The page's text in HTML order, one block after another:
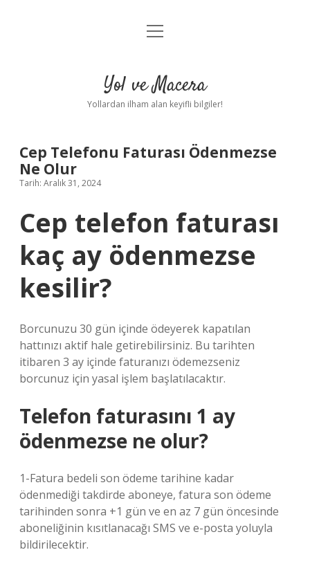
Anasayfa
Yasal Uyarı
menüyü
Yol ve Macera
Yollardan ilham alan keyifli bilgiler!
Cep Telefonu Faturası Ödenmezse
Ne Olur
Tarih: Aralık 31, 2024
Cep telefon faturası
kaç ay ödenmezse
kesilir?
Borcunuzu 30 gün içinde ödeyerek kapatılan
hattınızı aktif hale getirebilirsiniz. Bu tarihten
itibaren 3 ay içinde faturanızı ödemezseniz
borcunuz için yasal işlem başlatılacaktır.
Telefon faturasını 1 ay
ödenmezse ne olur?
1-Fatura bedeli son ödeme tarihine kadar
ödenmediği takdirde aboneye, fatura son ödeme
tarihinden sonra +1 gün ve en az 7 gün öncesinde
aboneliğinin kısıtlanacağı SMS ve e-posta yoluyla
bildirilecektir.